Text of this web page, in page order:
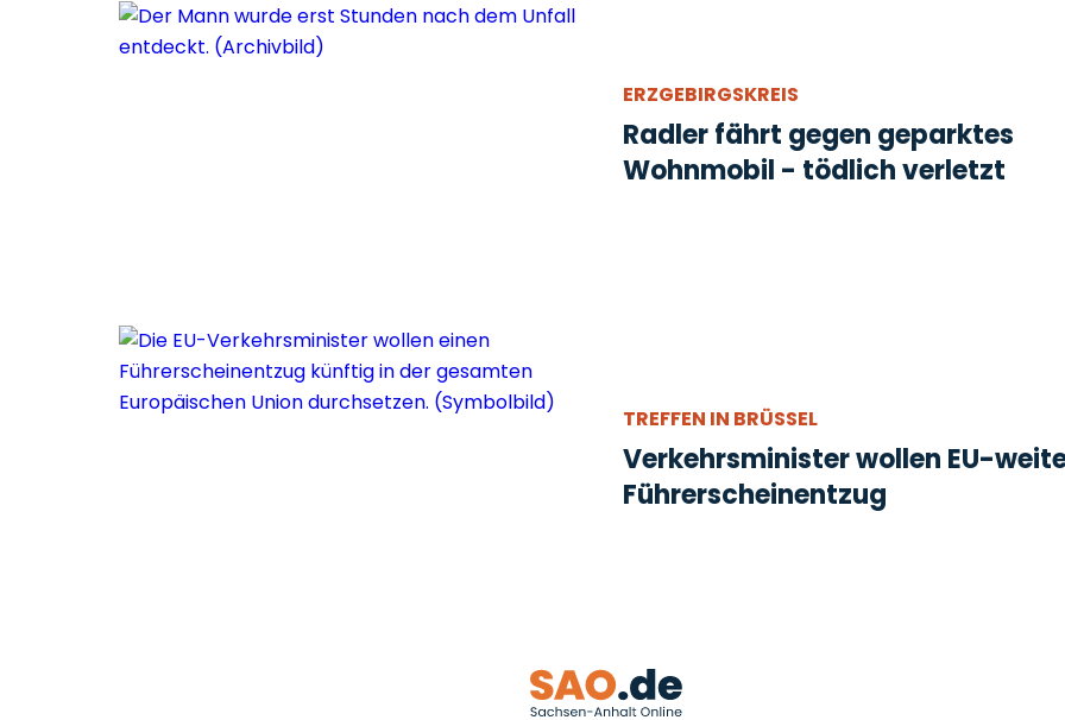
ERZGEBIRGSKREIS
Radler fährt gegen geparktes
Wohnmobil - tödlich verletzt
TREFFEN IN BRÜSSEL
Verkehrsminister wollen EU-
Führerscheinentzug